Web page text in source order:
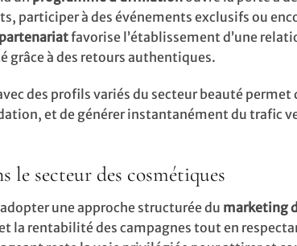
participer à des événements exclusifs ou
partenariatfavorise l’établissement d’une
grâce à des retours authentiques.
des profils variés du secteur beauté permet
et de générer instantanément du trafic
le secteur des cosmétiques
une approche structurée du marketing
la rentabilité des campagnes tout en